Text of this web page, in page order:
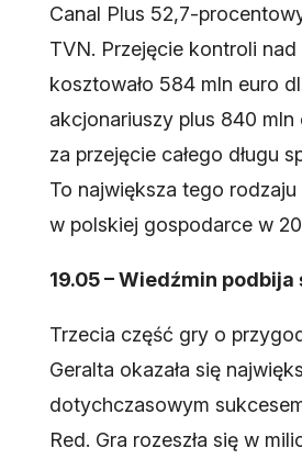
Canal Plus 52,7-
TVN. Przejęcie kontroli nad
kosztowało 584 mln euro
akcjonariuszy plus 840 mln
za przejęcie całego długu
To największa tego
w polskiej gospodarce w
19.05 – Wiedźmin podbija
Trzecia część gry o
Geralta okazała się
dotychczasowym
Red. Gra rozeszła się w